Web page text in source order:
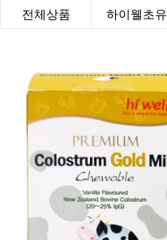
전체상품 하이웰초유